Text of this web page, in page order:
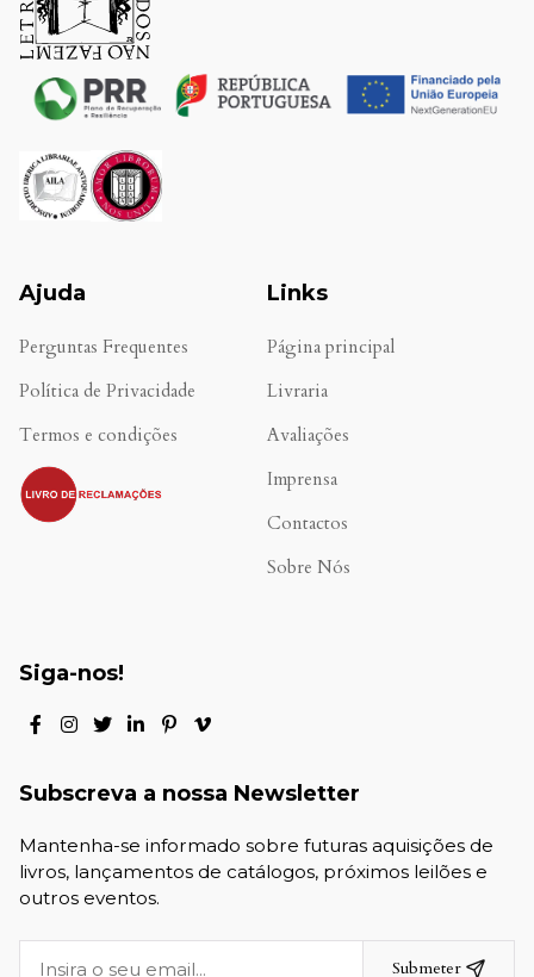
Ajuda
Perguntas Frequentes
Política de Privacidade
Termos e condições
.
Links
Página principal
Livraria
Avaliações
Imprensa
Contactos
Sobre Nós
Siga-nos!
Subscreva a nossa Newsletter
Mantenha-se informado sobre futuras aquisições de
livros, lançamentos de catálogos, próximos leilões e
outros eventos.
Submeter